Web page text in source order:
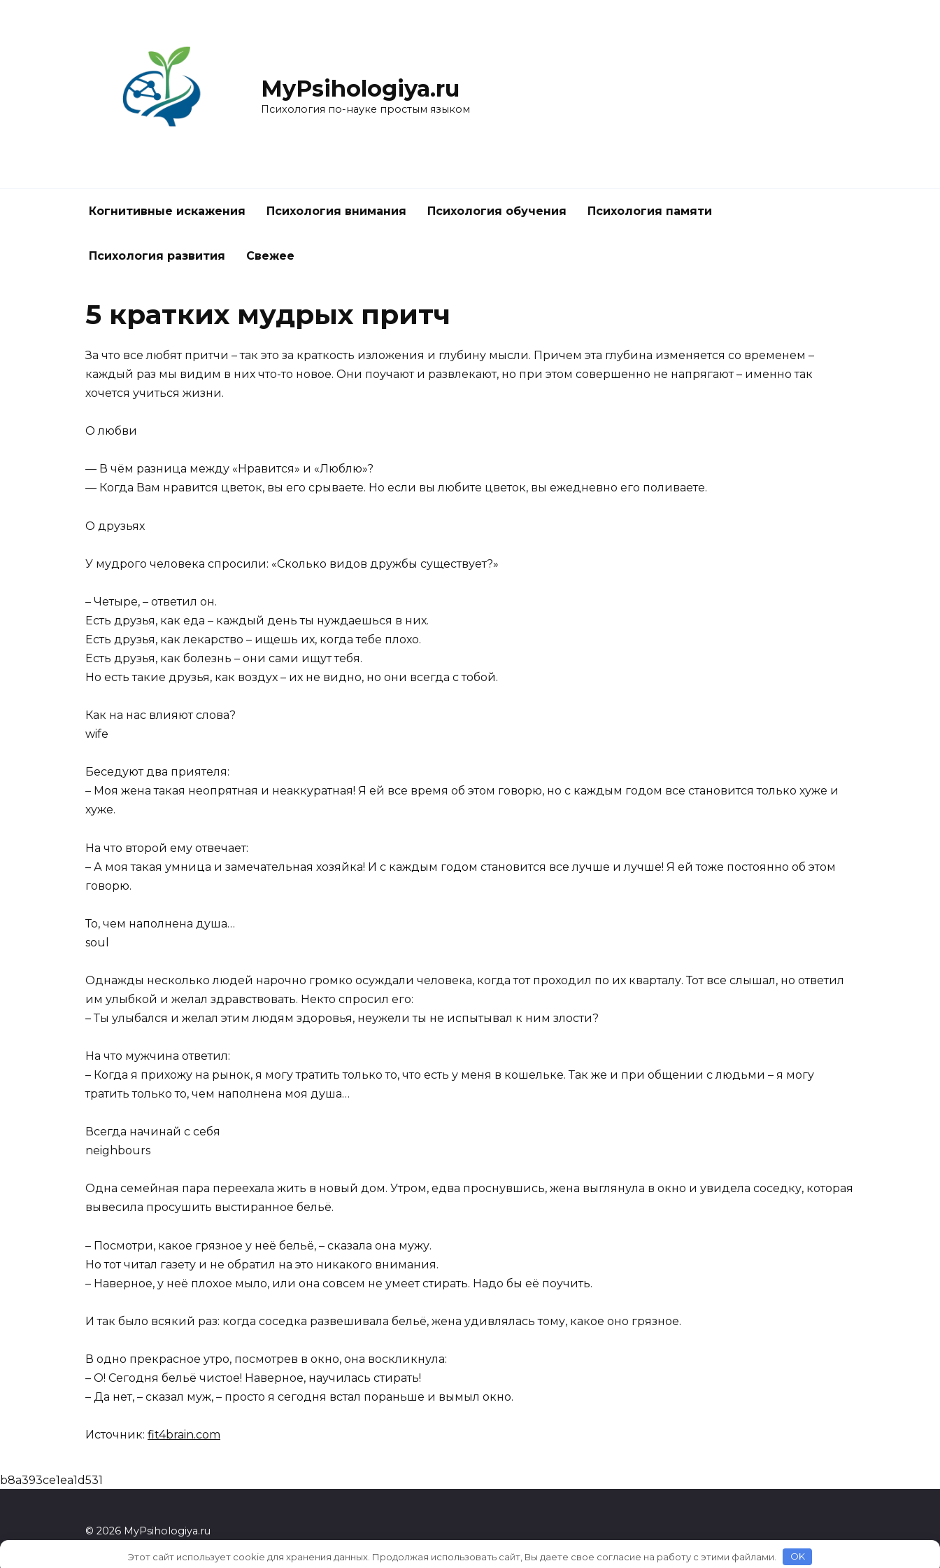
MyPsihologiya.ru
Психология по-науке простым языком
Когнитивные искажения Психология внимания Психология обучения Психология памяти
Психология развития Свежее
5 кратких мудрых притч
За что все любят притчи – так это за краткость изложения и глубину мысли. Причем эта глубина изменяется со временем –
каждый раз мы видим в них что-то новое. Они поучают и развлекают, но при этом совершенно не напрягают – именно так
хочется учиться жизни.
О любви
— В чём разница между «Нравится» и «Люблю»?
— Когда Вам нравится цветок, вы его срываете. Но если вы любите цветок, вы ежедневно его поливаете.
О друзьях
У мудрого человека спросили: «Сколько видов дружбы существует?»
– Четыре, – ответил он.
Есть друзья, как еда – каждый день ты нуждаешься в них.
Есть друзья, как лекарство – ищешь их, когда тебе плохо.
Есть друзья, как болезнь – они сами ищут тебя.
Но есть такие друзья, как воздух – их не видно, но они всегда с тобой.
Как на нас влияют слова?
wife
Беседуют два приятеля:
– Моя жена такая неопрятная и неаккуратная! Я ей все время об этом говорю, но с каждым годом все становится только хуже и
хуже.
На что второй ему отвечает:
– А моя такая умница и замечательная хозяйка! И с каждым годом становится все лучше и лучше! Я ей тоже постоянно об этом
говорю.
То, чем наполнена душа…
soul
Однажды несколько людей нарочно громко осуждали человека, когда тот проходил по их кварталу. Тот все слышал, но ответил
им улыбкой и желал здравствовать. Некто спросил его:
– Ты улыбался и желал этим людям здоровья, неужели ты не испытывал к ним злости?
На что мужчина ответил:
– Когда я прихожу на рынок, я могу тратить только то, что есть у меня в кошельке. Так же и при общении с людьми – я могу
тратить только то, чем наполнена моя душа…
Всегда начинай с себя
neighbours
Одна семейная пара переехала жить в новый дом. Утром, едва проснувшись, жена выглянула в окно и увидела соседку, которая
вывесила просушить выстиранное бельё.
– Посмотри, какое грязное у неё бельё, – сказала она мужу.
Но тот читал газету и не обратил на это никакого внимания.
– Наверное, у неё плохое мыло, или она совсем не умеет стирать. Надо бы её поучить.
И так было всякий раз: когда соседка развешивала бельё, жена удивлялась тому, какое оно грязное.
В одно прекрасное утро, посмотрев в окно, она воскликнула:
– О! Сегодня бельё чистое! Наверное, научилась стирать!
– Да нет, – сказал муж, – просто я сегодня встал пораньше и вымыл окно.
Источник: fit4brain.com
© 2026 MyPsihologiya.ru
b8a393ce1ea1d531
Этот сайт использует cookie для хранения данных. Продолжая использовать сайт, Вы даете свое согласие на работу с этими файлами. OK